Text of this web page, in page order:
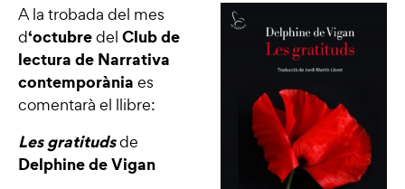
A la trobada del mes
d‘octubredel Club de
lectura de Narrativa
contemporània es
comentarà el llibre:
Les gratitudsde
Delphine de Vigan